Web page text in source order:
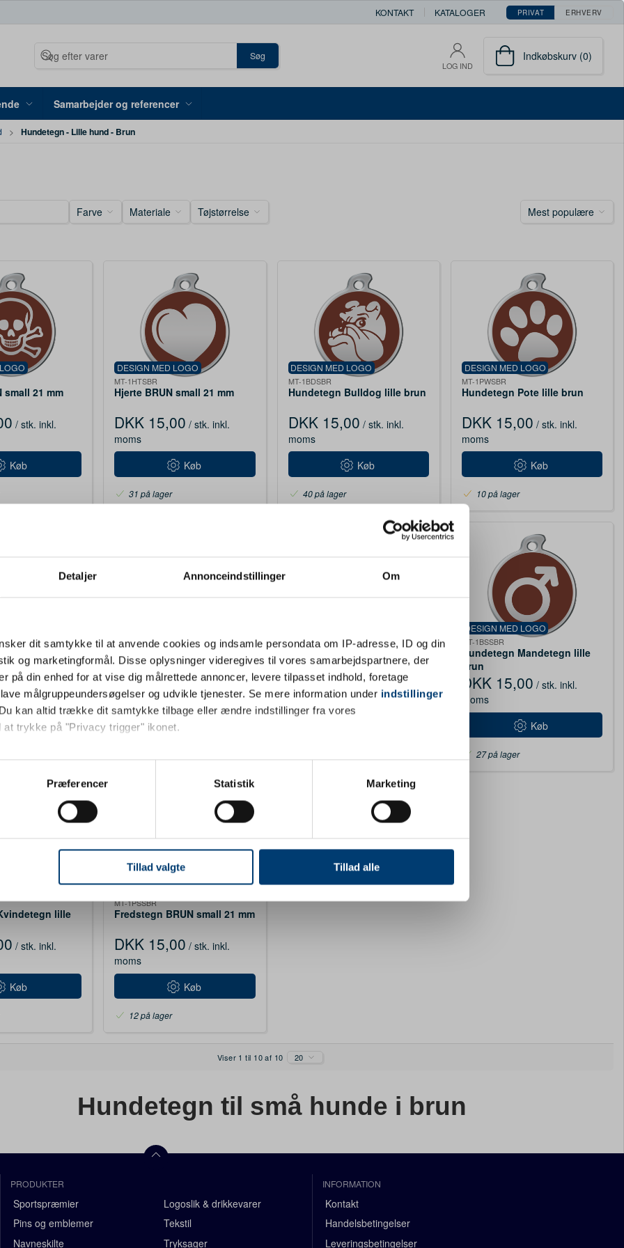
Detaljer Annonceindstillinger Om
dit samtykke til at anvende cookies og indsamle persondata om IP-adresse, ID og din
og marketingformål. Disse oplysninger videregives til vores samarbejdspartnere, der
på din enhed for at vise dig målrettede annoncer, levere tilpasset indhold, foretage
målgruppeundersøgelser og udvikle tjenester. Se mere information under indstillinger
kan altid trække dit samtykke tilbage eller ændre indstillinger fra vores
at trykke på "Privacy trigger" ikonet.
gerne:
om din placering, der kan være nøjagtig inden for få meter
vores indhold og annoncer, til at vise dig funktioner til sociale medier og til at analysere
om din brug af vores hjemmeside med vores partnere inden for sociale medier,
Vores partnere kan kombinere disse data med andre oplysninger, du har givet
fra din brug af deres tjenester.
Præferencer Statistik Marketing
Tillad valgte Tillad alle
KONTAKT KATALOGER PRIVAT ERHVERV
Søg
LOG IND
Indkøbskurv (0)
Samarbejder og referencer
Hundetegn - Lille hund - Brun
Privat
Farve Materiale Tøjstørrelse Mest populære
small 21 mm
/ stk. inkl.
Køb
DESIGN MED LOGO
MT-1HTSBR
Hjerte BRUN small 21 mm
DKK 15,00 / stk. inkl.
moms
Køb
31 på lager
DESIGN MED LOGO
MT-1BDSBR
Hundetegn Bulldog lille brun
DKK 15,00 / stk. inkl.
moms
Køb
40 på lager
DESIGN MED LOGO
MT-1PWSBR
Hundetegn Pote lille brun
DKK 15,00 / stk. inkl.
moms
Køb
10 på lager
lille
/ stk. inkl.
Køb
MT-1BNSBR
Hundetegn Kødben lille brun
DKK 15,00 / stk. inkl.
moms
MT-1HYSBR
Hundetegn Brandhane lille
brun
DKK 15,00 / stk. inkl.
moms
DESIGN MED LOGO
MT-1BSSBR
Hundetegn Mandetegn lille
brun
DKK 15,00 / stk. inkl.
moms
Køb
27 på lager
lille
/ stk. inkl.
Køb
DESIGN MED LOGO
MT-1PSSBR
Fredstegn BRUN small 21 mm
DKK 15,00 / stk. inkl.
moms
Køb
12 på lager
Viser 1 til 10 af 10 20
Hundetegn til små hunde i brun
PRODUKTER
Sportspræmier
Pins og emblemer
Navneskilte
Logoslik & drikkevarer
Tekstil
Tryksager
INFORMATION
Kontakt
Handelsbetingelser
Leveringsbetingelser